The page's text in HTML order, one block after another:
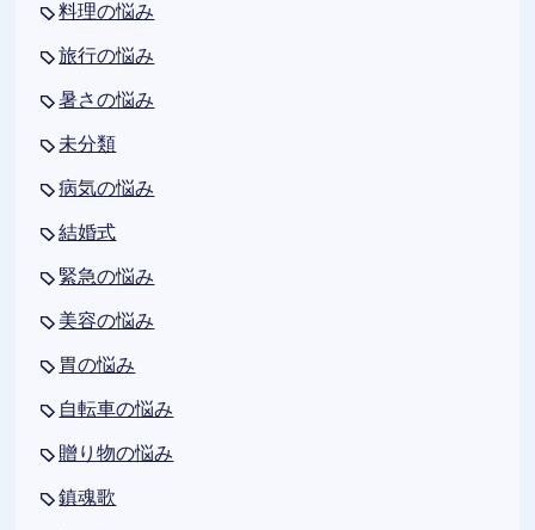
料理の悩み
旅行の悩み
暑さの悩み
未分類
病気の悩み
結婚式
緊急の悩み
美容の悩み
胃の悩み
自転車の悩み
贈り物の悩み
鎮魂歌